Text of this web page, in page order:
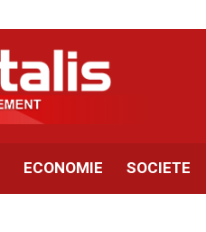
ECONOMIE SOCIETE